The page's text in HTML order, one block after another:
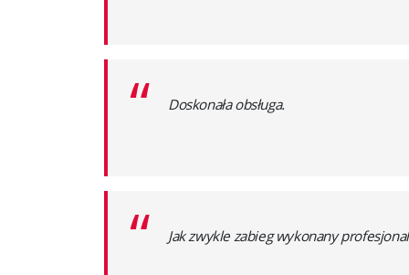
“
Doskonała obsługa.
“ Jak zwykle zabieg wykonany